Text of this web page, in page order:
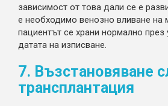
зависимост от това дали се е
е необходимо венозно вливане на
пациентът се храни нормално през
датата на изписване.
7. Възстановяване
трансплантация